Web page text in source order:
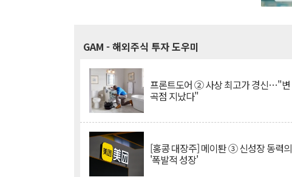
GAM - 해외주식 투자 도우미
프론트도어 ② 사상 최고가 경신…"변
곡점 지났다"
[홍콩 대장주] 메이퇀 ③ 신성장 동력의
'폭발적 성장'